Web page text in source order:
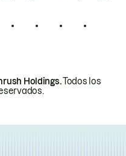
Holdings.Todos los